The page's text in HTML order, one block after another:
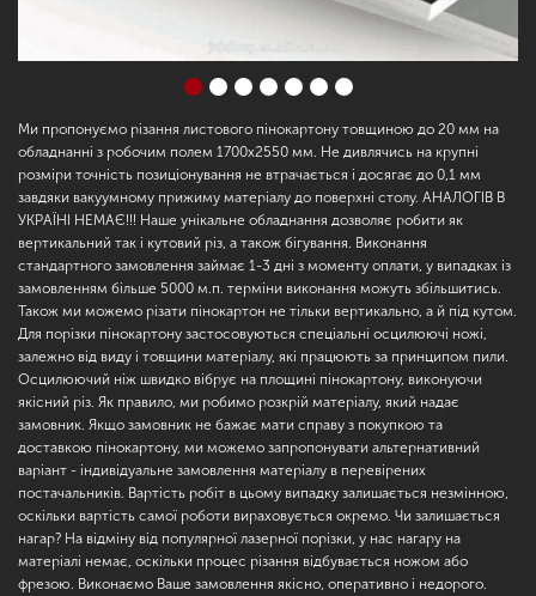
Ми пропонуємо різання листового пінокартону товщиною до 20 мм на
обладнанні з робочим полем 1700х2550 мм. Не дивлячись на крупні
розміри точність позиціонування не втрачається і досягає до 0,1 мм
завдяки вакуумному прижиму матеріалу до поверхні столу. АНАЛОГІВ В
УКРАЇНІ НЕМАЄ!!! Наше унікальне обладнання дозволяє робити як
вертикальний так і кутовий різ, а також бігування. Виконання
стандартного замовлення займає 1-3 дні з моменту оплати, у випадках із
замовленням більше 5000 м.п. терміни виконання можуть збільшитись.
Також ми можемо різати пінокартон не тільки вертикально, а й під кутом.
Для порізки пінокартону застосовуються спеціальні осцилюючі ножі,
залежно від виду і товщини матеріалу, які працюють за принципом пили.
Осцилюючий ніж швидко вібрує на площині пінокартону, виконуючи
якісний різ. Як правило, ми робимо розкрій матеріалу, який надає
замовник. Якщо замовник не бажає мати справу з покупкою та
доставкою пінокартону, ми можемо запропонувати альтернативний
варіант - індивідуальне замовлення матеріалу в перевірених
постачальників. Вартість робіт в цьому випадку залишається незмінною,
оскільки вартість самої роботи вираховується окремо. Чи залишається
нагар? На відміну від популярної лазерної порізки, у нас нагару на
матеріалі немає, оскільки процес різання відбувається ножом або
фрезою. Виконаємо Ваше замовлення якісно, оперативно і недорого.